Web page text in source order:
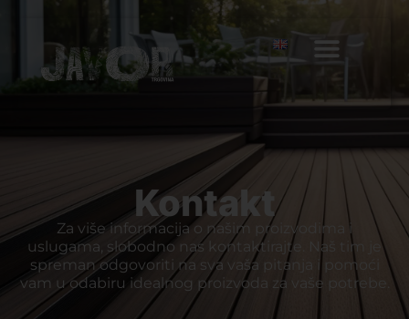
Kontakt
Za više informacija o našim proizvodima i
uslugama, slobodno nas kontaktirajte. Naš tim je
spreman odgovoriti na sva vaša pitanja i pomoći
vam u odabiru idealnog proizvoda za vaše potrebe.